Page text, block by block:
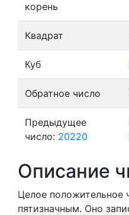
корень
Квадрат
Куб
Обратное число
Предыдущее
число: 20220
Описание
Целое положительное
пятизначным. Оно